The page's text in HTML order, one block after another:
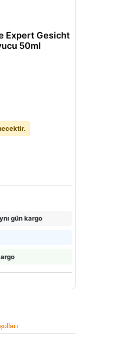
Expert Gesicht
50ml
gün kargo